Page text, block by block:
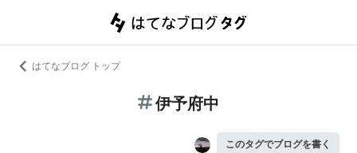
はてなブログ トップ
伊予府中
このタグでブログを書く